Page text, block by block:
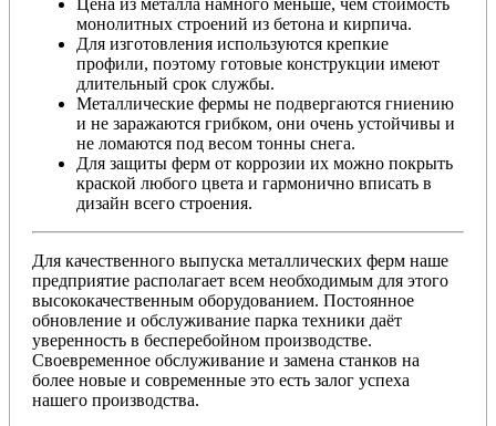
монолитных строений из бетона и кирпича.
Для изготовления используются крепкие
профили, поэтому готовые конструкции имеют
длительный срок службы.
Металлические фермы не подвергаются гниению
и не заражаются грибком, они очень устойчивы и
не ломаются под весом тонны снега.
Для защиты ферм от коррозии их можно покрыть
краской любого цвета и гармонично вписать в
дизайн всего строения.
Для качественного выпуска металлических ферм наше
предприятие располагает всем необходимым для этого
высококачественным оборудованием. Постоянное
обновление и обслуживание парка техники даёт
уверенность в бесперебойном производстве.
Своевременное обслуживание и замена станков на
более новые и современные это есть залог успеха
нашего производства.